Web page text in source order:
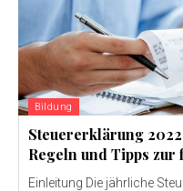
Bildung
Steuererklärung
Regeln und Tipps
Einleitung Die jährliche